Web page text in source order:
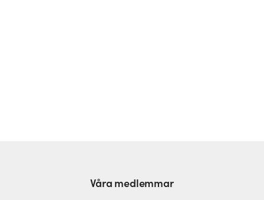
Våra medlemmar